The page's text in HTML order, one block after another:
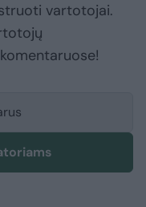
vartotojai.